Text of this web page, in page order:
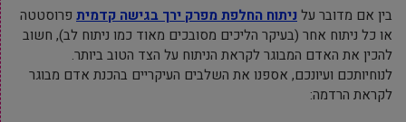
בין אם מדובר עלניתוח החלפת מפרק ירך בגישה קדמית פרוסטטה
או כל ניתוח אחר (בעיקר הליכים מסובכים מאוד כמו ניתוח לב), חשוב
להכין את האדם המבוגר לקראת הניתוח על הצד הטוב ביותר.
לנוחיותכם ועיונכם, אספנו את השלבים העיקריים בהכנת אדם מבוגר
לקראת הרדמה: